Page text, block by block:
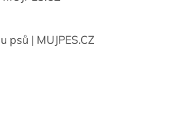
psů | MUJPES.CZ